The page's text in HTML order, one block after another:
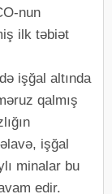
nun
ilk təbiət
işğal altında
qalmış
işğal
minalar bu
edir.